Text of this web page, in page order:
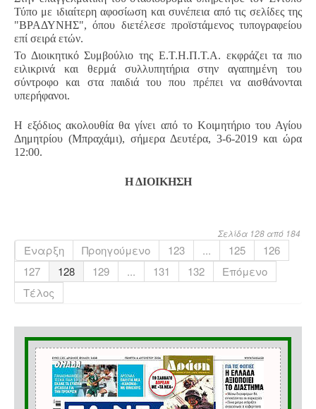
Τύπο με ιδιαίτερη αφοσίωση και συνέπεια από τις σελίδες της
"ΒΡΑΔΥΝΗΣ", όπου διετέλεσε προϊστάμενος τυπογραφείου
επί σειρά ετών.
Το Διοικητικό Συμβούλιο της Ε.Τ.Η.Π.Τ.Α. εκφράζει τα πιο
ειλικρινά και θερμά συλλυπητήρια στην αγαπημένη του
σύντροφο και στα παιδιά του που πρέπει να αισθάνονται
υπερήφανοι.
Η εξόδιος ακολουθία θα γίνει από το Κοιμητήριο του Αγίου
Δημητρίου (Μπραχάμι), σήμερα Δευτέρα, 3-6-2019 και ώρα
12:00.
Η ΔΙΟΙΚΗΣΗ
Σελίδα 128 από 184
Έναρξη Προηγούμενο 123 ... 125
126
127
128 129 ... 131 132
Επόμενο
Τέλος